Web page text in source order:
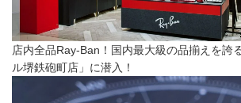
店内全品Ray-Ban！国内最大級の品揃えを誇
ル堺鉄砲町店」に潜入！